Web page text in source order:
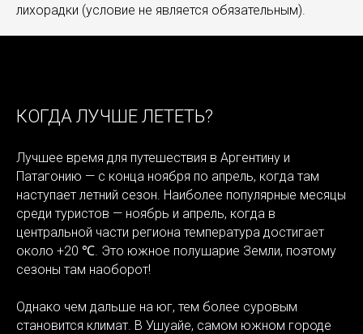
лихорадки (условие не является обязательным).
КОГДА ЛУЧШЕ ЛЕТЕТЬ?
Лучшее время для путешествия в Аргентину и
Патагонию — с конца ноября по апрель, когда там
наступает летний сезон. Наиболее популярные месяцы
среди туристов — ноябрь и апрель, когда в
центральной части региона температура достигает
около +20 ℃. Это южное полушарие Земли, поэтому
сезоны там наоборот!
Однако чем дальше на юг, тем более суровым
становится климат. В Ушуайе, самом южном городе